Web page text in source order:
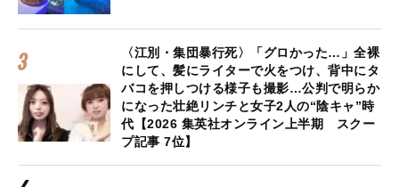
〈江別・集団暴行死〉「グロかった…」全裸
にして、髪にライターで火をつけ、背中にタ
バコを押しつける様子も撮影…公判で明らか
になった壮絶リンチと女子2人の“陰キャ”時
代【2026 集英社オンライン上半期 スクー
プ記事 7位】